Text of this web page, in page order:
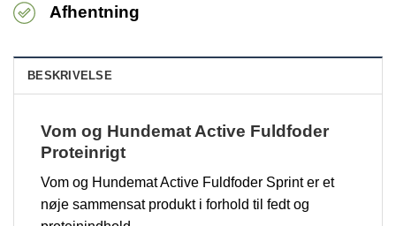
Afhentning
BESKRIVELSE
Vom og Hundemat Active Fuldfoder
Proteinrigt
Vom og Hundemat Active Fuldfoder Sprint er et
nøje sammensat produkt i forhold til fedt og